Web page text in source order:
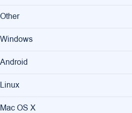
Other
Windows
Android
Linux
Mac OS X